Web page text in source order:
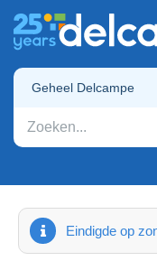
Geheel Delcampe
Eindigde op